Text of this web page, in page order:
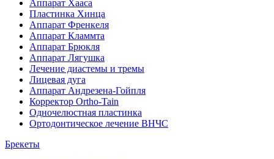
Аппарат Хааса
Пластинка Хинца
Аппарат Френкеля
Аппарат Кламмта
Аппарат Брюкля
Аппарат Лягушка
Лечение диастемы и тремы
Лицевая дуга
Аппарат Андрезена-Гойпля
Корректор Ortho-Tain
Одночелюстная пластинка
Ортодонтическое лечение ВНЧС
Брекеты